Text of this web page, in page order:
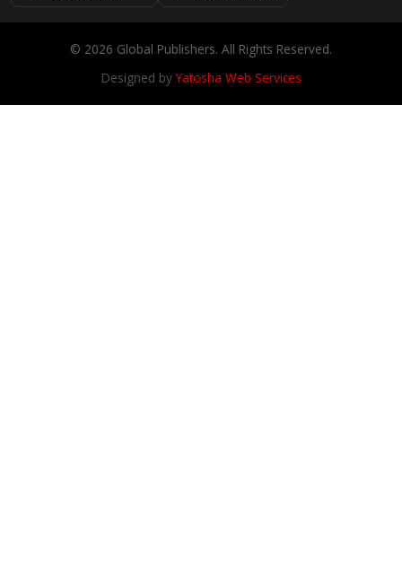
© 2026 Global Publishers. All Rights Reserved.
Designed byYatosha Web Services